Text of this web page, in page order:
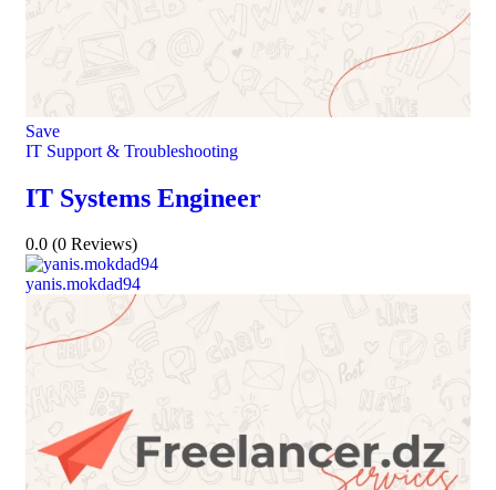
Save
IT Support & Troubleshooting
IT Systems Engineer
0.0 (0 Reviews)
yanis.mokdad94